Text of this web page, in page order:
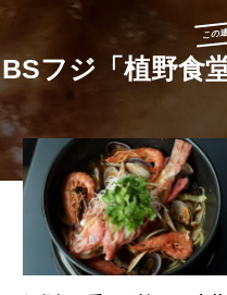
この
BSフジ「植野食